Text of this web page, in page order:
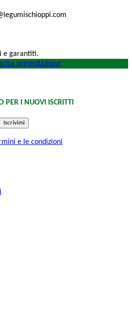
e garantiti.
presentazione
PER I NUOVI ISCRITTI
Iscrivimi
e le condizioni